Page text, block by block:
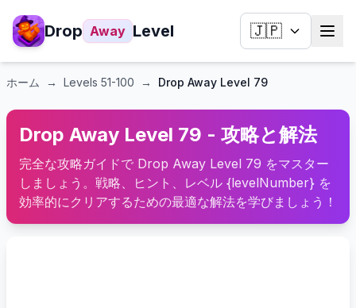
Drop Away Level 🇯🇵
ホーム → Levels 51-100 → Drop Away Level 79
Drop Away Level 79 - 攻略と解法
完全な攻略ガイドで Drop Away Level 79 をマスター
しましょう。戦略、ヒント、レベル {levelNumber} を
効率的にクリアするための最適な解法を学びましょう！